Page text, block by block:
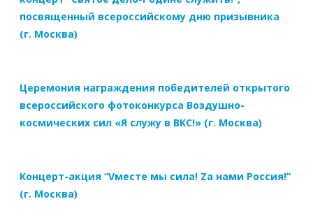
посвященный всероссийскому дню призывника
(г. Москва)
Церемония награждения победителей открытого
всероссийского фотоконкурса Воздушно-
космических сил «Я служу в ВКС!» (г. Москва)
Концерт-акция “Vместе мы сила! Zа нами Россия!”
(г. Москва)